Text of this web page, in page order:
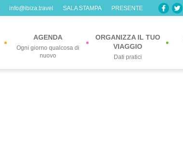
info@ibiza.travel SALA STAMPA PRESENTE
AGENDA
Ogni giorno qualcosa di
nuovo
ORGANIZZA IL TUO
VIAGGIO
Dati pratici